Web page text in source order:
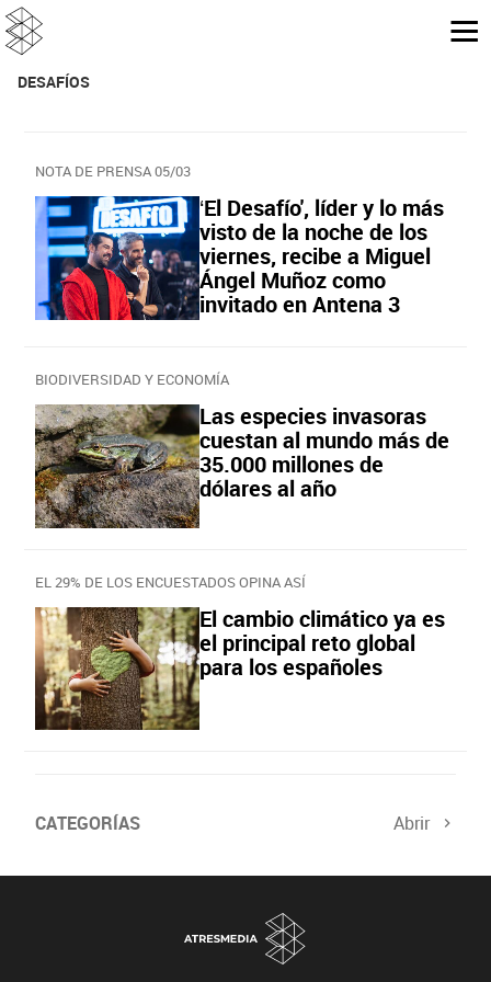
DESAFÍOS
NOTA DE PRENSA 05/03
‘El Desafío', líder y lo más
visto de la noche de los
viernes, recibe a Miguel
Ángel Muñoz como
invitado en Antena 3
BIODIVERSIDAD Y ECONOMÍA
Las especies invasoras
cuestan al mundo más de
35.000 millones de
dólares al año
EL 29% DE LOS ENCUESTADOS OPINA ASÍ
El cambio climático ya es
el principal reto global
para los españoles
CATEGORÍAS Abrir